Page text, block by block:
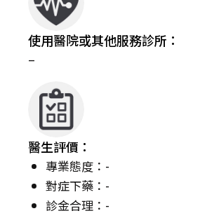
使用醫院或其他服務診所：
–
醫生評價：
專業態度：-
對症下藥：-
診金合理：-